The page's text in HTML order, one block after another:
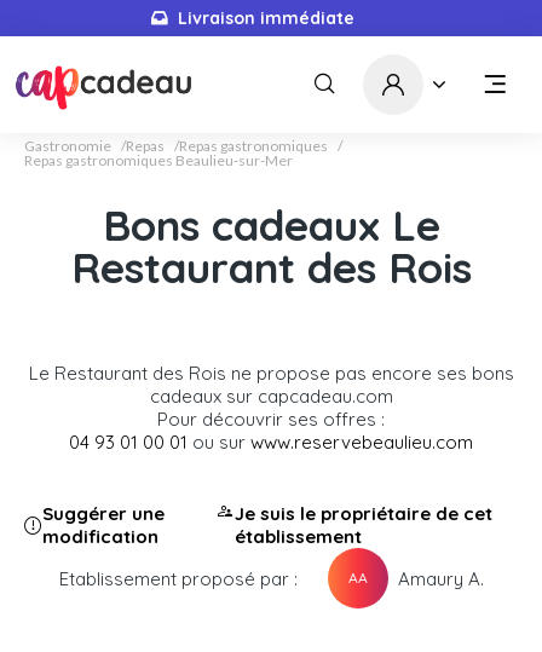
Livraison immédiate
Gastronomie Repas
Repas gastronomiques
Repas gastronomiques Beaulieu-sur-Mer
Bons cadeaux Le
Restaurant des Rois
Le Restaurant des Rois ne propose pas encore ses bons
cadeaux sur capcadeau.com
Pour découvrir ses offres :
04 93 01 00 01 ou sur www.reservebeaulieu.com
Suggérer une
modification
Je suis le propriétaire de cet
établissement
Etablissement proposé par :
AA Amaury A.